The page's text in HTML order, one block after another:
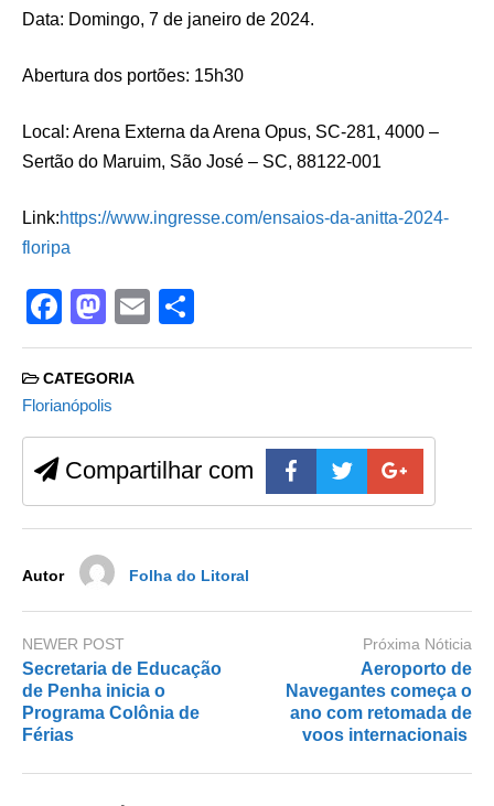
Data: Domingo, 7 de janeiro de 2024.
Abertura dos portões: 15h30
Local: Arena Externa da Arena Opus, SC-281, 4000 –
Sertão do Maruim, São José – SC, 88122-001
Link:https://www.ingresse.com/ensaios-da-anitta-2024-
floripa
F
a
c
e
b
o
o
M
a
st
o
d
o
n
E
m h
CATEGORIA
Florianópolis
Compartilhar com
Autor Folha do Litoral
NEWER POST
Secretaria de Educação
de Penha inicia o
Programa Colônia de
Férias
Próxima Nóticia
Aeroporto de
Navegantes começa o
ano com retomada de
voos internacionais